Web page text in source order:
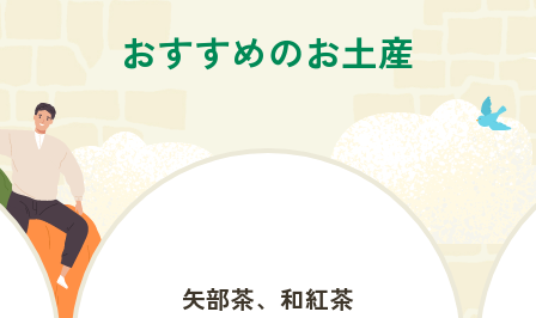
おすすめのお土産
矢部茶、和紅茶